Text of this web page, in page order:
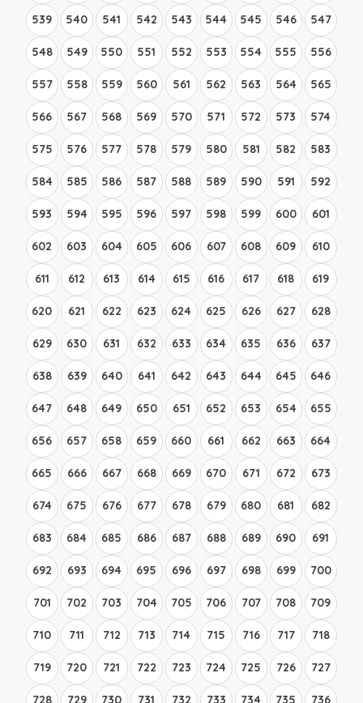
539 540 541 542 543 544 545 546 547
548 549 550 551 552 553 554 555 556
557 558 559 560 561 562 563 564 565
566 567 568 569 570 571 572 573 574
575 576 577 578 579 580 581 582 583
584 585 586 587 588 589 590 591 592
593 594 595 596 597 598 599 600 601
602 603 604 605 606 607 608 609 610
611 612 613 614 615 616 617 618 619
620 621 622 623 624 625 626 627 628
629 630 631 632 633 634 635 636 637
638 639 640 641 642 643 644 645 646
647 648 649 650 651 652 653 654 655
656 657 658 659 660 661 662 663 664
665 666 667 668 669 670 671 672 673
674 675 676 677 678 679 680 681 682
683 684 685 686 687 688 689 690 691
692 693 694 695 696 697 698 699 700
701 702 703 704 705 706 707 708 709
710 711 712 713 714 715 716 717 718
719 720 721 722 723 724 725 726 727
728 729 730 731 732 733 734 735 736